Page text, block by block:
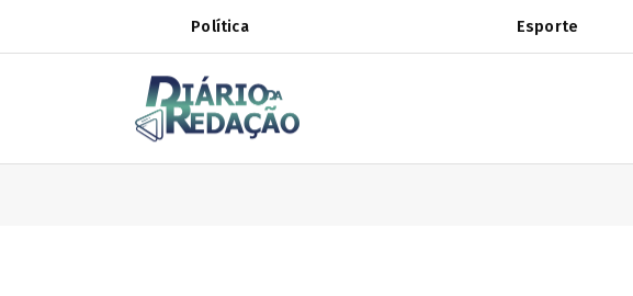
Política Esporte